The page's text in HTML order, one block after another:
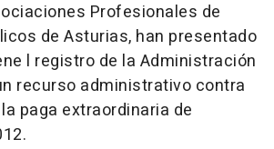
Profesionales de
de Asturias, han presentado
l registro de la Administración
recurso administrativo contra
paga extraordinaria de